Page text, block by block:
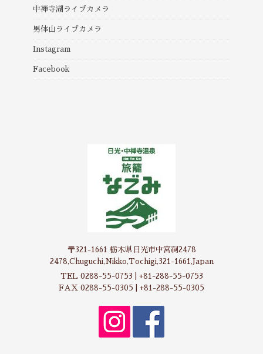
中禅寺湖ライブカメラ
男体山ライブカメラ
Instagram
Facebook
〒321-1661 栃木県日光市中宮祠2478
2478,Chuguchi,Nikko,Tochigi,321-1661,Japan
TEL 0288-55-0753 | +81-288-55-0753
FAX 0288-55-0305 | +81-288-55-0305